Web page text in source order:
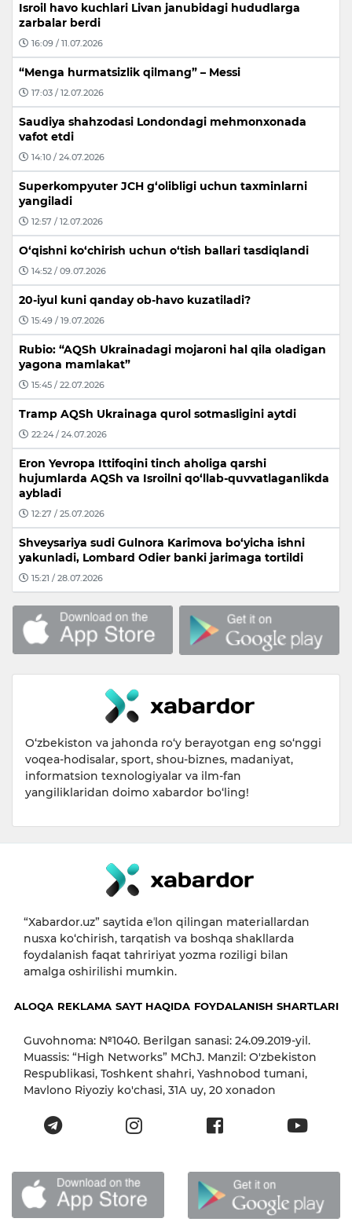
Isroil havo kuchlari Livan janubidagi hududlarga
zarbalar berdi
16:09 / 11.07.2026
“Menga hurmatsizlik qilmang” – Messi
17:03 / 12.07.2026
Saudiya shahzodasi Londondagi mehmonxonada
vafot etdi
14:10 / 24.07.2026
Superkompyuter JCH g‘olibligi uchun taxminlarni
yangiladi
12:57 / 12.07.2026
O‘qishni ko‘chirish uchun o‘tish ballari tasdiqlandi
14:52 / 09.07.2026
20-iyul kuni qanday ob-havo kuzatiladi?
15:49 / 19.07.2026
Rubio: “AQSh Ukrainadagi mojaroni hal qila oladigan
yagona mamlakat”
15:45 / 22.07.2026
Tramp AQSh Ukrainaga qurol sotmasligini aytdi
22:24 / 24.07.2026
Eron Yevropa Ittifoqini tinch aholiga qarshi
hujumlarda AQSh va Isroilni qo‘llab-quvvatlaganlikda
aybladi
12:27 / 25.07.2026
Shveysariya sudi Gulnora Karimova bo‘yicha ishni
yakunladi, Lombard Odier banki jarimaga tortildi
15:21 / 28.07.2026
O‘zbekiston va jahonda ro‘y berayotgan eng so‘nggi
voqea-hodisalar, sport, shou-biznes, madaniyat,
informatsion texnologiyalar va ilm-fan
yangiliklaridan doimo xabardor bo‘ling!
“Xabardor.uz” saytida eʼlon qilingan materiallardan
nusxa ko‘chirish, tarqatish va boshqa shakllarda
foydalanish faqat tahririyat yozma roziligi bilan
amalga oshirilishi mumkin.
ALOQA REKLAMA SAYT HAQIDA FOYDALANISH SHARTLARI
Guvohnoma: №1040. Berilgan sanasi: 24.09.2019-yil.
Muassis: “High Networks” MChJ. Manzil: O'zbekiston
Respublikasi, Toshkent shahri, Yashnobod tumani,
Mavlono Riyoziy ko'chasi, 31А uy, 20 xonadon